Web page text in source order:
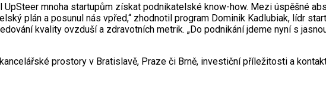
mnoha startupům získat podnikatelské know-how. Mezi úspěšné
plán a posunul nás vpřed,“ zhodnotil program Dominik Kadlubiak, lídr
kvality ovzduší a zdravotních metrik. „Do podnikání jdeme nyní s
prostory v Bratislavě, Praze či Brně, investiční příležitosti a